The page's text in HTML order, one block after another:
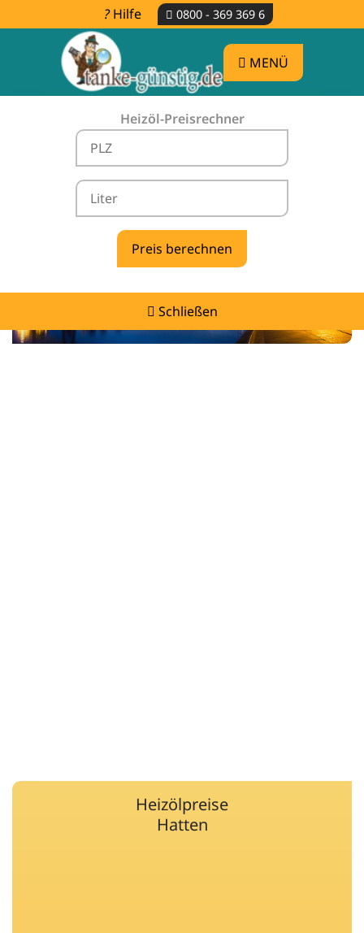
Hilfe 0800 - 369 369 6
MENÜ
Heizöl-Preisrechner
Schließen
Heizölpreise Hatten -
vergleichen & günstig tanken
Heizölpreise
Hatten